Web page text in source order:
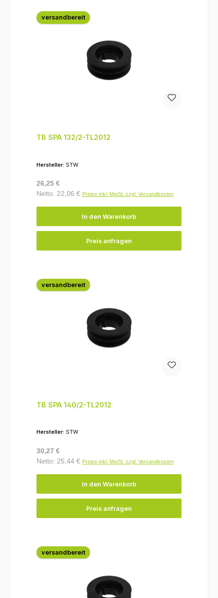
versandbereit
TB SPA 132/2-TL2012
Hersteller: STW
Regulärer Preis:
26,25 €
Netto: 22,06 € Preise inkl. MwSt. zzgl. Versandkosten
In den Warenkorb
Preis anfragen
versandbereit
TB SPA 140/2-TL2012
Hersteller: STW
Regulärer Preis:
30,27 €
Netto: 25,44 € Preise inkl. MwSt. zzgl. Versandkosten
In den Warenkorb
Preis anfragen
versandbereit